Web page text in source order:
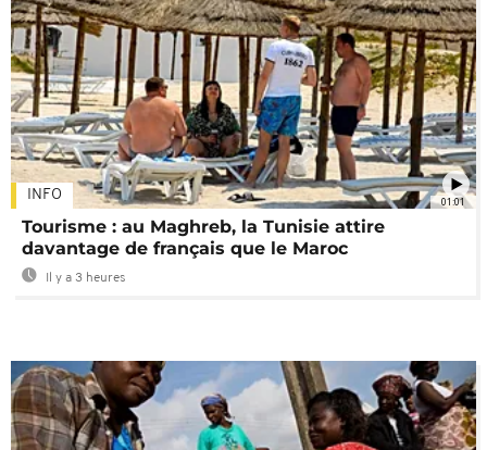
01:01
INFO
Tourisme : au Maghreb, la Tunisie attire
davantage de français que le Maroc
Il y a 3 heures